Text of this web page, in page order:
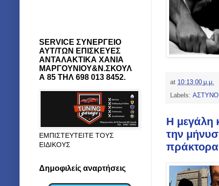
at 10:13:00 μ.μ.
Labels:
Η μεγάλη
την
πράκτορα
SERVICE ΣΥΝΕΡΓΕΙΟ
ΑΥΤ/ΤΩΝ ΕΠΙΣΚΕΥΕΣ
ΑΝΤΑΛΑΚΤΙΚΑ ΧΑΝΙΑ
ΜΑΡΓΟΥΝΙΟΥ&Ν.ΣΚΟΥΛ
Α 85 ΤΗΛ 698 013 8452.
ΕΜΠΙΣΤΕΥΤΕΙΤΕ ΤΟΥΣ
ΕΙΔΙΚΟΥΣ
Δημοφιλείς αναρτήσεις